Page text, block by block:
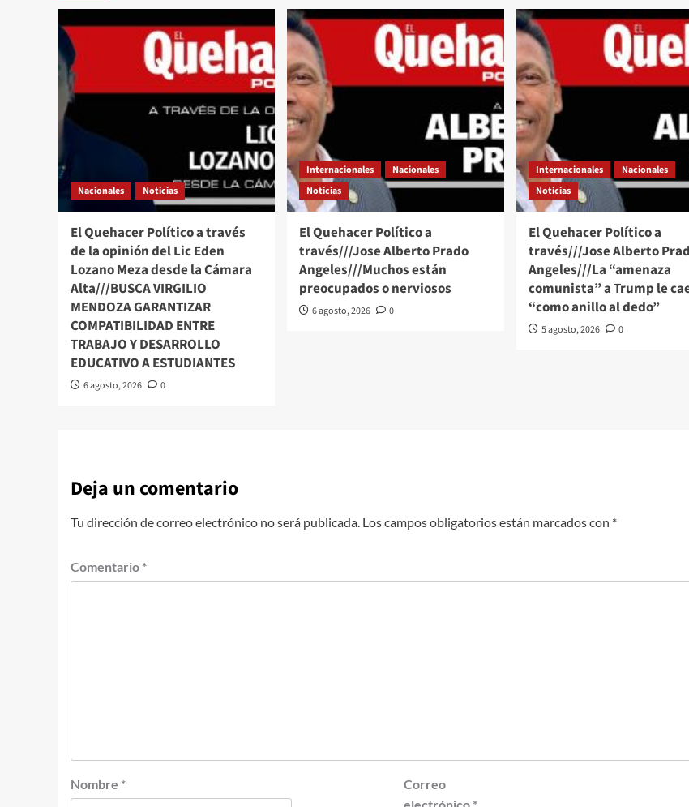
Nacionales Noticias
El Quehacer Político a través
de la opinión del Lic Eden
Lozano Meza desde la Cámara
Alta///BUSCA VIRGILIO
MENDOZA GARANTIZAR
COMPATIBILIDAD ENTRE
TRABAJO Y DESARROLLO
EDUCATIVO A ESTUDIANTES
6 agosto, 2026 0
Internacionales
Nacionales
Noticias
El Quehacer Político a
través///Jose Alberto Prado
Angeles///Muchos están
preocupados o nerviosos
6 agosto, 2026 0
Internacionales
Nacionales
Noticias
El Quehacer Político a
través///Jose Alberto
Angeles///La “amenaza
comunista” a Trump le
“como anillo al dedo”
5 agosto, 2026 0
Deja un comentario
Tu dirección de correo electrónico no será publicada. Los campos obligatorios están marcados con *
Comentario *
Nombre *
Correo